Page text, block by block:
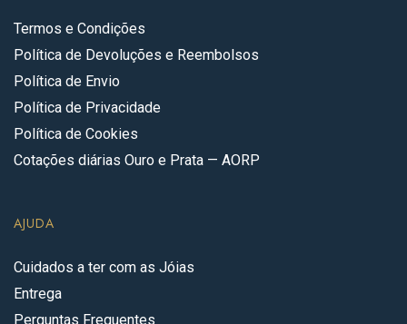
Termos e Condições
Política de Devoluções e Reembolsos
Política de Envio
Política de Privacidade
Política de Cookies
Cotações diárias Ouro e Prata — AORP
AJUDA
Cuidados a ter com as Jóias
Entrega
Perguntas Frequentes